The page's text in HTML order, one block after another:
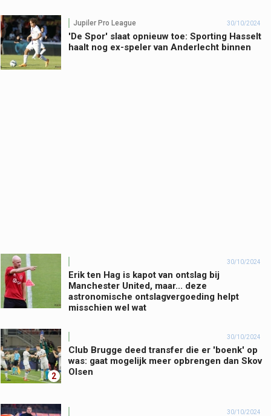
Jupiler Pro League 30/10/2024
'De Spor' slaat opnieuw toe: Sporting Hasselt
haalt nog ex-speler van Anderlecht binnen
30/10/2024
Erik ten Hag is kapot van ontslag bij
Manchester United, maar... deze
astronomische ontslagvergoeding helpt
misschien wel wat
2
30/10/2024
Club Brugge deed transfer die er 'boenk' op
was: gaat mogelijk meer opbrengen dan Skov
Olsen
30/10/2024